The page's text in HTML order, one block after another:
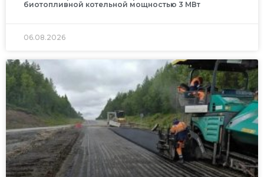
биотопливной котельной мощностью 3 МВт
06.08.2026